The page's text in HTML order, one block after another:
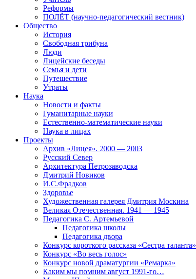
Реформы
ПОЛЁТ (научно-педагогический вестник)
Общество
История
Свободная трибуна
Люди
Лицейские беседы
Семья и дети
Путешествие
Утраты
Наука
Новости и факты
Гуманитарные науки
Естественно-математические науки
Наука в лицах
Проекты
Архив «Лицея». 2000 — 2003
Русский Север
Архитектура Петрозаводска
Дмитрий Новиков
И.С.Фрадков
Здоровье
Художественная галерея Дмитрия Москина
Великая Отечественная. 1941 — 1945
Педагогика С. Артемьевой
Педагогика школы
Педагогика двора
Конкурс короткого рассказа «Сестра таланта»
Конкурс «Во весь голос»
Конкурс новой драматургии «Ремарка»
Каким мы помним август 1991-го…